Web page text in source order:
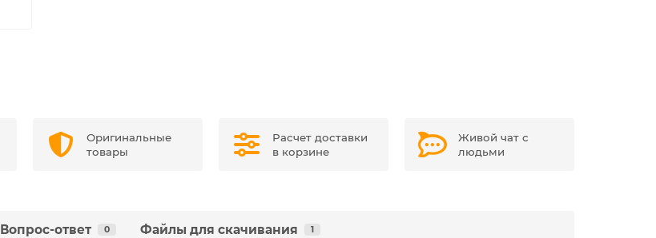
Оригинальные
товары
Расчет доставки
в корзине
Живой чат с
людьми
Вопрос-ответ 0 Файлы для скачивания 1